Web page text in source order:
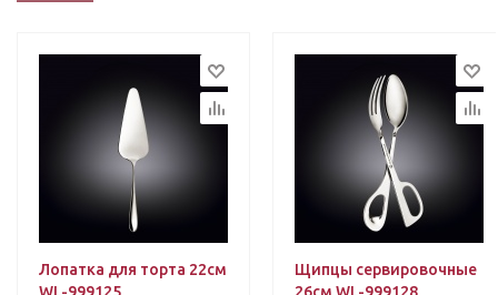
Лопатка для торта 22см
Щипцы сервировочные